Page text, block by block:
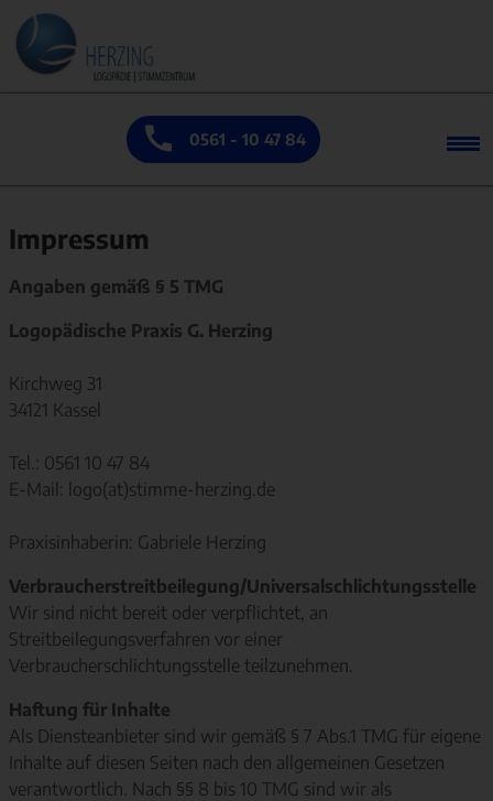
0561 - 10 47 84
Impressum
Angaben gemäß § 5 TMG
Logopädische Praxis G. Herzing
Kirchweg 31
34121 Kassel
Tel.: 0561 10 47 84
E-Mail: logo(at)stimme-herzing.de
Praxisinhaberin: Gabriele Herzing
Verbraucherstreitbeilegung/Universalschlichtungsstelle
Wir sind nicht bereit oder verpflichtet, an
Streitbeilegungsverfahren vor einer
Verbraucherschlichtungsstelle teilzunehmen.
Haftung für Inhalte
Als Diensteanbieter sind wir gemäß § 7 Abs.1 TMG für eigene
Inhalte auf diesen Seiten nach den allgemeinen Gesetzen
verantwortlich. Nach §§ 8 bis 10 TMG sind wir als